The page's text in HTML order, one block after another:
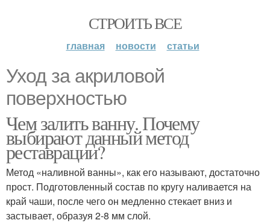
СТРОИТЬ ВСЕ
главная новости статьи
Уход за акриловой
поверхностью
Чем залить ванну. Почему
выбирают данный метод
реставрации?
Метод «наливной ванны», как его называют, достаточно
прост. Подготовленный состав по кругу наливается на
край чаши, после чего он медленно стекает вниз и
застывает, образуя 2-8 мм слой.